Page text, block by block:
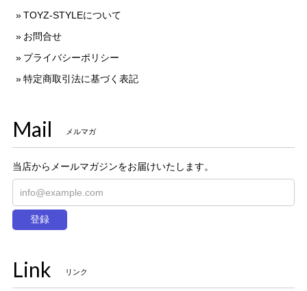
TOYZ-STYLEについて
お問合せ
プライバシーポリシー
特定商取引法に基づく表記
Mail メルマガ
当店からメールマガジンをお届けいたします。
登録
Link リンク